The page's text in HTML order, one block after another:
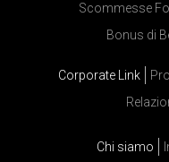
Scommesse
Bonus di
Corporate Link
Chi siamo